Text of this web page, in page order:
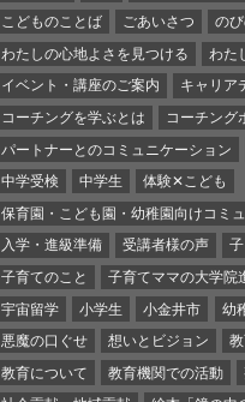
こどものことば
ごあいさつ
の
わたしの心地よさを見つける
わた
イベント・講座のご案内
キャリア
コーチングを学ぶとは
コーチング
パートナーとのコミュニケーション
中学受検
中学生
体験✕こども
保育園・こども園・幼稚園向けコミ
入学・進級準備
受講者様の声
子育てのこと
子育てママの大学院
宇宙留学
小学生 小金井市
幼
悪魔の口ぐせ
想いとビジョン
教育について
教育機関での活動